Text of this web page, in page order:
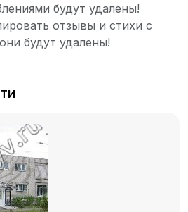
будут удалены!
отзывы и стихи с
будут удалены!